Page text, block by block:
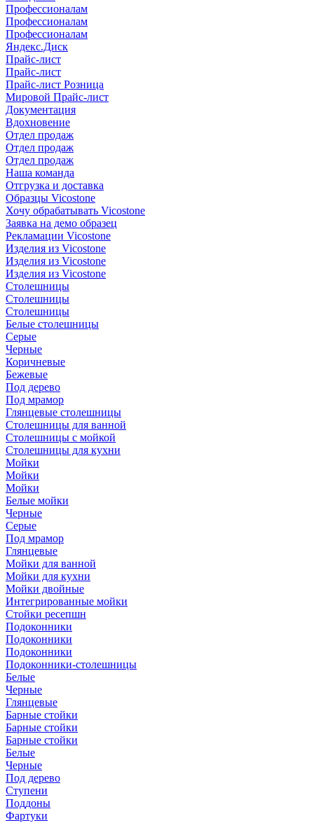
Профессионалам
Профессионалам
Профессионалам
Яндекс.Диск
Прайс-лист
Прайс-лист
Прайс-лист Розница
Мировой Прайс-лист
Документация
Вдохновение
Отдел продаж
Отдел продаж
Отдел продаж
Наша команда
Отгрузка и доставка
Образцы Vicostone
Хочу обрабатывать Vicostone
Заявка на демо образец
Рекламации Vicostone
Изделия из Vicostone
Изделия из Vicostone
Изделия из Vicostone
Столешницы
Столешницы
Столешницы
Белые столешницы
Серые
Черные
Коричневые
Бежевые
Под дерево
Под мрамор
Глянцевые столешницы
Столешницы для ванной
Столешницы с мойкой
Столешницы для кухни
Мойки
Мойки
Мойки
Белые мойки
Черные
Серые
Под мрамор
Глянцевые
Мойки для ванной
Мойки для кухни
Мойки двойные
Интегрированные мойки
Стойки ресепшн
Подоконники
Подоконники
Подоконники
Подоконники-столешницы
Белые
Черные
Глянцевые
Барные стойки
Барные стойки
Барные стойки
Белые
Черные
Под дерево
Ступени
Поддоны
Фартуки